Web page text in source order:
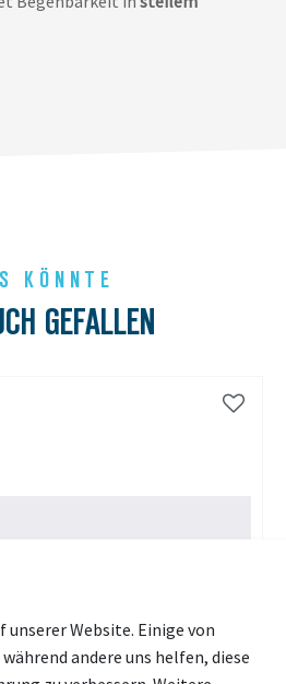
KÖNNTE
GEFALLEN
unserer Website. Einige von
andere uns helfen, diese